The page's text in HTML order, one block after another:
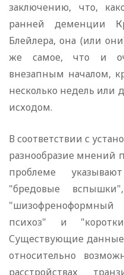
заключению, что,
ранней деменции
Блейлера, она (или
же самое, что и
внезапным началом,
несколько недель или
исходом.
В соответствии с
разнообразие мнений
проблеме
"бредовые
психоз" и
Существующие данные
относительно
расстройствах